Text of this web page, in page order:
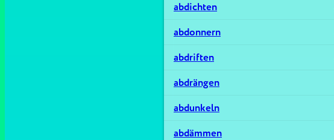
abdichten
abdonnern
abdriften
abdrängen
abdunkeln
abdämmen